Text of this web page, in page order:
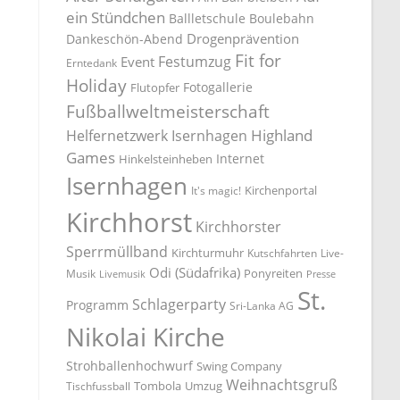
ein Stündchen Ballletschule Boulebahn
Dankeschön-Abend Drogenprävention
Erntedank Event Festumzug Fit for
Holiday Flutopfer Fotogallerie
Fußballweltmeisterschaft
Helfernetzwerk Isernhagen Highland
Games Hinkelsteinheben Internet
Isernhagen It's magic! Kirchenportal
Kirchhorst Kirchhorster
Sperrmüllband Kirchturmuhr Kutschfahrten Live-
Musik Livemusik Odi (Südafrika) Ponyreiten Presse
Programm Schlagerparty Sri-Lanka AG St.
Nikolai Kirche
Strohballenhochwurf Swing Company
Tischfussball Tombola Umzug Weihnachtsgruß